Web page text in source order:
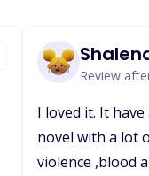
Review
I loved it. It
novel with a lot
violence ,blood